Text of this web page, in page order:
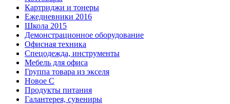
Картриджи и тонеры
Ежедневники 2016
Школа 2015
Демонстрационное оборудование
Офисная техника
Спецодежда, инструменты
Мебель для офиса
Группа товара из экселя
Новое С
Продукты питания
Галантерея, сувениры